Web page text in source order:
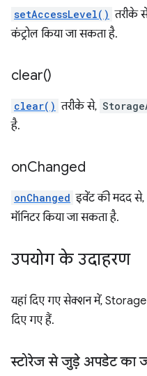
setAccessLevel() तरीके
कंट्रोल किया जा सकता है.
clear()
clear() तरीके से,
है.
onChanged
onChanged इवेंट की मदद से,
मॉनिटर किया जा सकता है.
उपयोग के उदाहरण
यहां दिए गए सेक्शन में,
दिए गए हैं.
स्टोरेज से जुड़े अपडेट का